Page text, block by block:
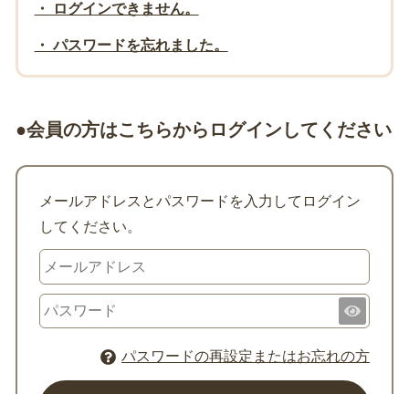
・ ログインできません。
・ パスワードを忘れました。
●会員の方はこちらからログインしてください
メールアドレスとパスワードを入力してログイン
してください。
パスワードの再設定またはお忘れの方